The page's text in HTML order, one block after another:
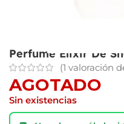
Perfume Elixir De
(1 valoración
AGOTADO
Sin existencias